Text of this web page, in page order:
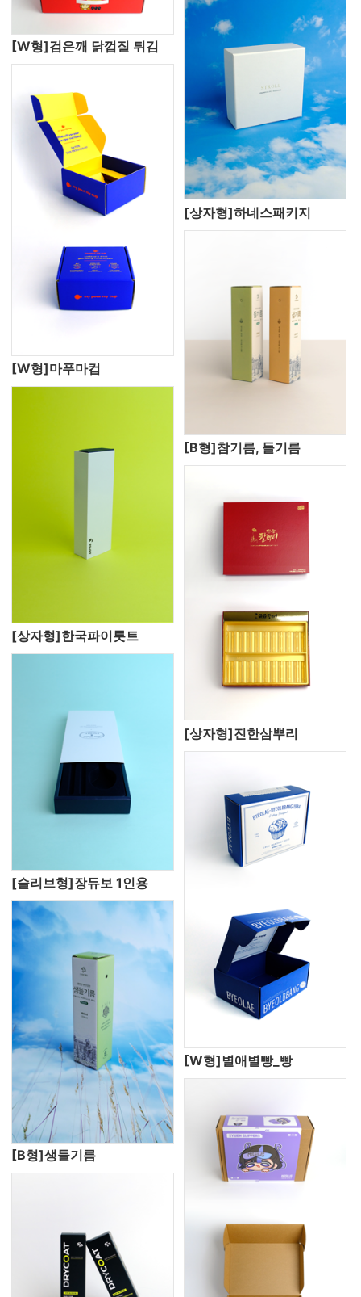
[W형]검은깨 닭껍질 튀김
[W형]마푸마컵
[상자형]하네스패키지
[상자형]한국파이롯트
[B형]참기름, 들기름
[슬리브형]장듀보 1인용
[상자형]진한삼뿌리
[B형]생들기름
[W형]별애별빵_빵